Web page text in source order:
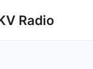
Radio